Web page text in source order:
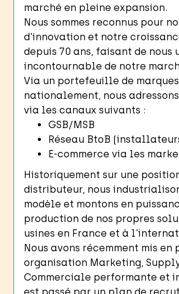
marché en pleine expansion.
Nous sommes reconnus pour
d'innovation et notre
depuis 70 ans, faisant de nous
incontournable de notre
Via un portefeuille de
nationalement, nous
via les canaux suivants :
GSB/MSB
Réseau BtoB
E-commerce via les
Historiquement sur une
distributeur, nous
modèle et montons en
production de nos propres
usines en France et à
Nous avons récemment mis en
organisation Marketing,
Commerciale performante et